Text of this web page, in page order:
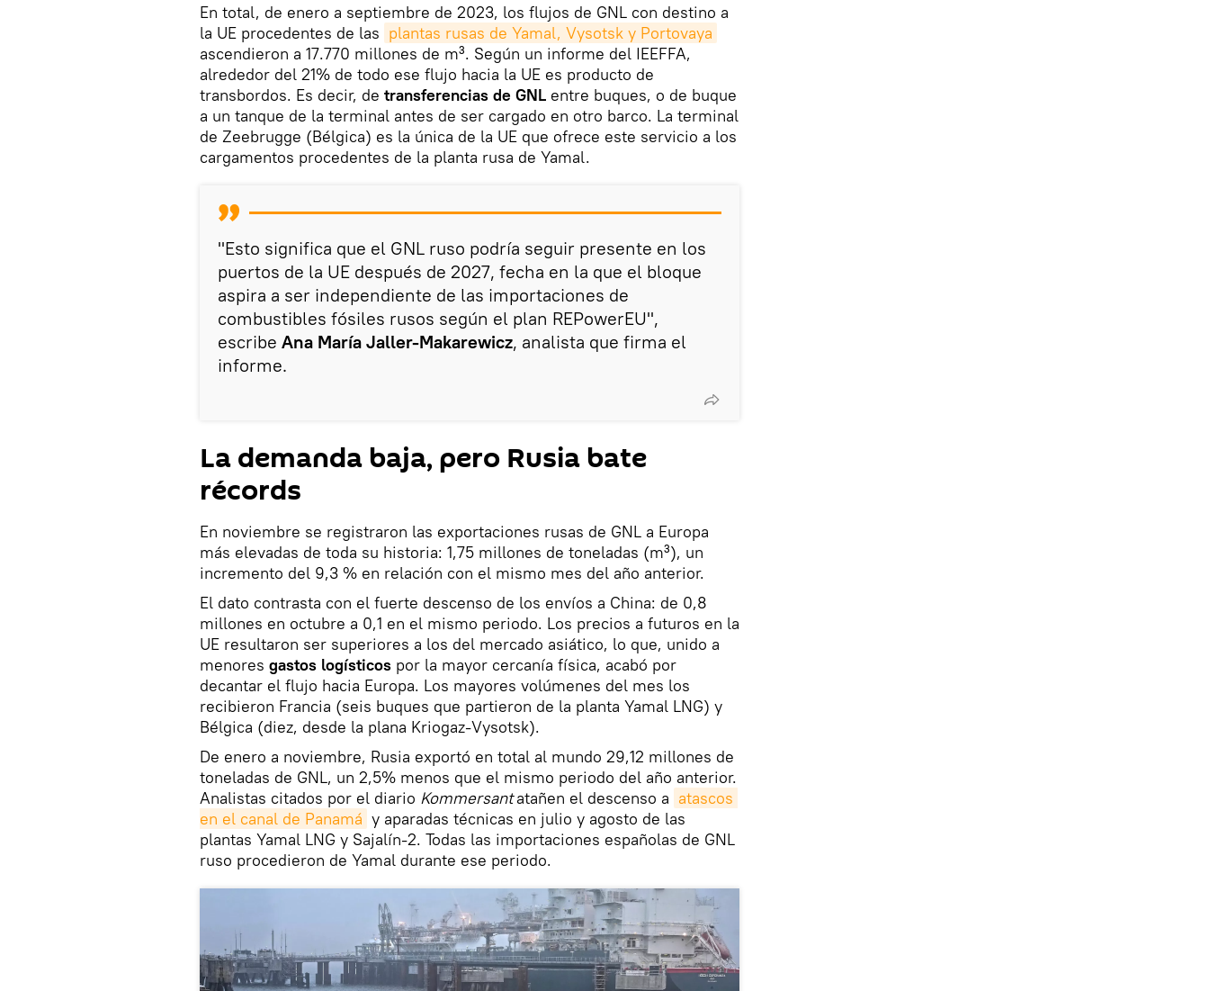
En total, de enero a septiembre de 2023, los flujos de GNL con destino a
la UE procedentes de las plantas rusas de Yamal, Vysotsk y Portovaya
ascendieron a 17.770 millones de m³. Según un informe del IEEFFA,
alrededor del 21% de todo ese flujo hacia la UE es producto de
transbordos. Es decir, de transferencias de GNL entre buques, o de buque
a un tanque de la terminal antes de ser cargado en otro barco. La terminal
de Zeebrugge (Bélgica) es la única de la UE que ofrece este servicio a los
cargamentos procedentes de la planta rusa de Yamal.
"Esto significa que el GNL ruso podría seguir presente en los
puertos de la UE después de 2027, fecha en la que el bloque
aspira a ser independiente de las importaciones de
combustibles fósiles rusos según el plan REPowerEU",
escribe Ana María Jaller-Makarewicz, analista que firma el
informe.
La demanda baja, pero Rusia bate
récords
En noviembre se registraron las exportaciones rusas de GNL a Europa
más elevadas de toda su historia: 1,75 millones de toneladas (m³), un
incremento del 9,3 % en relación con el mismo mes del año anterior.
El dato contrasta con el fuerte descenso de los envíos a China: de 0,8
millones en octubre a 0,1 en el mismo periodo. Los precios a futuros en la
UE resultaron ser superiores a los del mercado asiático, lo que, unido a
menores gastos logísticos por la mayor cercanía física, acabó por
decantar el flujo hacia Europa. Los mayores volúmenes del mes los
recibieron Francia (seis buques que partieron de la planta Yamal LNG) y
Bélgica (diez, desde la plana Kriogaz-Vysotsk).
De enero a noviembre, Rusia exportó en total al mundo 29,12 millones de
toneladas de GNL, un 2,5% menos que el mismo periodo del año anterior.
Analistas citados por el diario Kommersantatañen el descenso a atascos
en el canal de Panamá y aparadas técnicas en julio y agosto de las
plantas Yamal LNG y Sajalín-2. Todas las importaciones españolas de GNL
ruso procedieron de Yamal durante ese periodo.